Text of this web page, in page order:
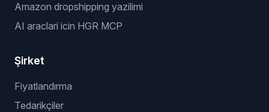
Amazon dropshipping yazilimi
AI araclari icin HGR MCP
Şirket
Fiyatlandırma
Tedarikçiler